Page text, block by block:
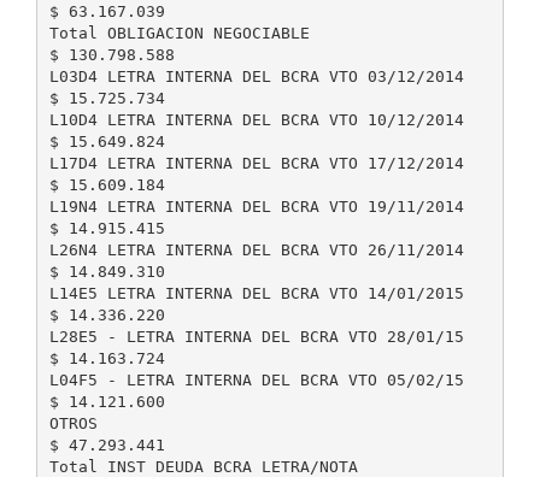
$ 63.167.039
Total OBLIGACION NEGOCIABLE
$ 130.798.588
L03D4 LETRA INTERNA DEL BCRA VTO 03/12/2014
$ 15.725.734
L10D4 LETRA INTERNA DEL BCRA VTO 10/12/2014
$ 15.649.824
L17D4 LETRA INTERNA DEL BCRA VTO 17/12/2014
$ 15.609.184
L19N4 LETRA INTERNA DEL BCRA VTO 19/11/2014
$ 14.915.415
L26N4 LETRA INTERNA DEL BCRA VTO 26/11/2014
$ 14.849.310
L14E5 LETRA INTERNA DEL BCRA VTO 14/01/2015
$ 14.336.220
L28E5 - LETRA INTERNA DEL BCRA VTO 28/01/15
$ 14.163.724
L04F5 - LETRA INTERNA DEL BCRA VTO 05/02/15
$ 14.121.600
OTROS
$ 47.293.441
Total INST DEUDA BCRA LETRA/NOTA